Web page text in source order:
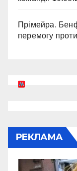
Прімейра.
перемогу
РЕКЛАМА